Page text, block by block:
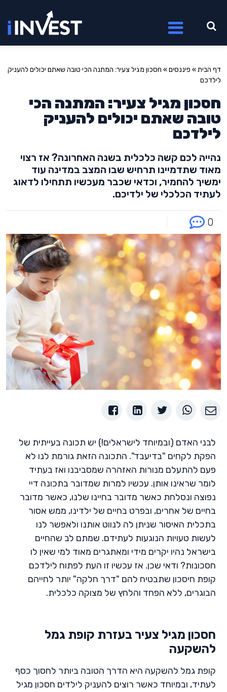
דף הבית» פיננסים» חסכון מגיל צעיר: המתנה הכי טובה שאתם יכולים להעניק
לילדכם
חסכון מגיל צעיר: המתנה הכי
טובה שאתם יכולים להעניק
לילדכם
נהייה לכם קשה כלכלית בשנה האחרונה? אז רצוי
מאוד שתדמיינו תרחיש שבו המצב במדינה עוד
ימשיך להחמיר, וכדאי שכבר מעכשיו תתחילו לדאוג
לעתיד הכלכלי של ילדיכם.
0
לבני האדם (ובמיוחד לישראלים!) יש תכונה בעייתית של
הפקת לקחים "בדיעבד". התכונה הזאת גורמת לנו לא
פעם להתעלם מנורות האזהרה שמסביבנו ואז בעתיד
לומר שראינו אותן. עכשיו למרות שמדובר בתכונה דיי
נפוצה ונסלחת כאשר מדובר בחיינו שלנו, כאשר מדובר
בחיים של אחרים, ובפרט בחיים של ילדינו, ממש אסור
בתכלית האיסור שניתן לה לנווט אותנו ולאפשר לנו
לעשות טעויות הנוגעות לעתידם. שמתם לב שהחיים
בישראל נהיו יקרים מידי ומאתגרים מאוד למי שאין לו
חסכונות? ודאי שכן. אז עכשיו זו העת לפתוח לילדכם
קופת חיסכון שתבטיח להם "דרך חלקה" יותר לחייהם
הבוגרים, ללא הפחד והלחץ של מצוקה כלכלית.
חסכון מגיל צעיר בעזרת קופת גמל
להשקעה
קופת גמל להשקעה היא הדרך הטובה ביותר לחסוך כסף
לעתיד, ובמיוחד כאשר רוצים להעניק לילדים חסכון מגיל